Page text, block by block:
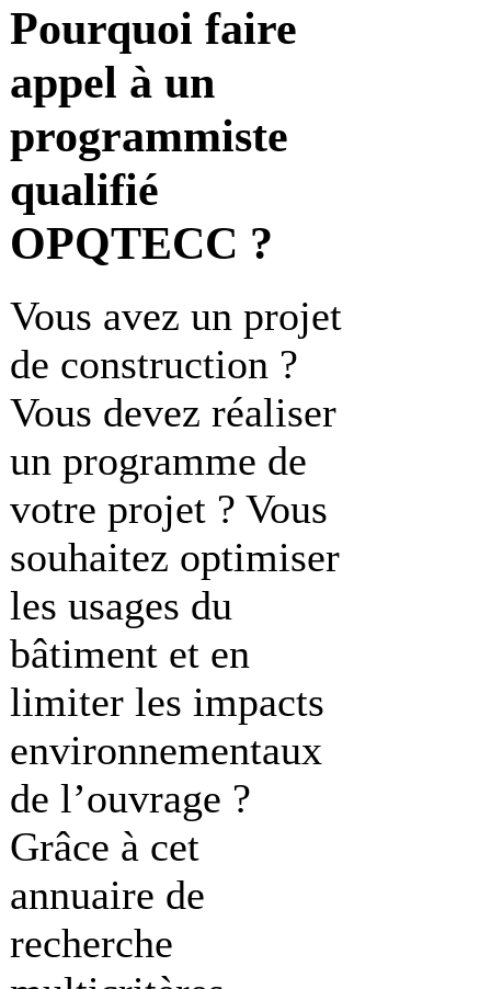
Pourquoi faire
appel à un
programmiste
qualifié
OPQTECC ?
Vous avez un projet
de construction ?
Vous devez réaliser
un programme de
votre projet ? Vous
souhaitez optimiser
les usages du
bâtiment et en
limiter les impacts
environnementaux
de l’ouvrage ?
Grâce à cet
annuaire de
recherche